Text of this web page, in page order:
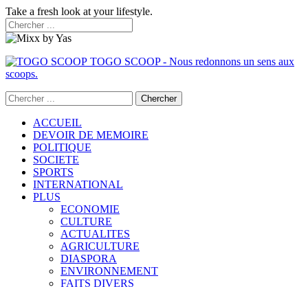
Take a fresh look at your lifestyle.
TOGO SCOOP - Nous redonnons un sens aux
scoops.
ACCUEIL
DEVOIR DE MEMOIRE
POLITIQUE
SOCIETE
SPORTS
INTERNATIONAL
PLUS
ECONOMIE
CULTURE
ACTUALITES
AGRICULTURE
DIASPORA
ENVIRONNEMENT
FAITS DIVERS